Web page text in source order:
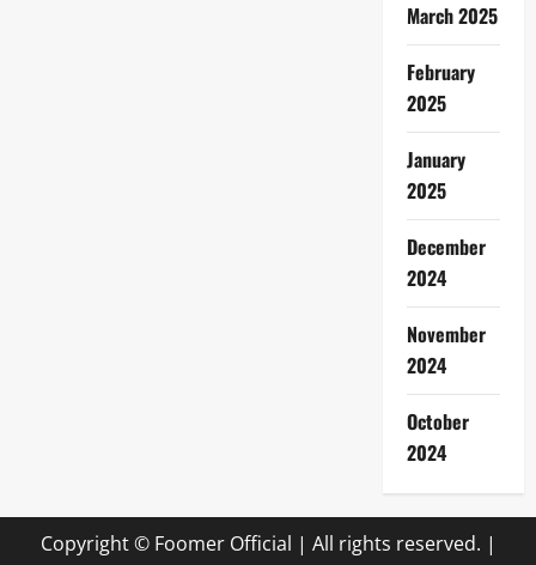
March 2025
February
2025
January
2025
December
2024
November
2024
October
2024
Copyright © Foomer Official | All rights reserved. |